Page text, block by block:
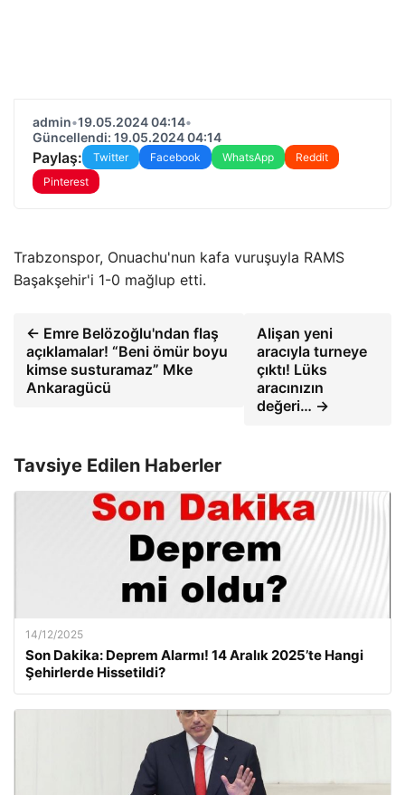
admin•19.05.2024 04:14•
Güncellendi: 19.05.2024 04:14
Paylaş: Twitter Facebook WhatsApp
Reddit
Pinterest
Trabzonspor, Onuachu'nun kafa vuruşuyla RAMS
Başakşehir'i 1-0 mağlup etti.
← Emre Belözoğlu'ndan flaş
açıklamalar! “Beni ömür boyu
kimse susturamaz” Mke
Ankaragücü
Alişan yeni
aracıyla turneye
çıktı! Lüks
aracınızın
değeri… →
Tavsiye Edilen Haberler
14/12/2025
Son Dakika: Deprem Alarmı! 14 Aralık 2025’te Hangi
Şehirlerde Hissetildi?